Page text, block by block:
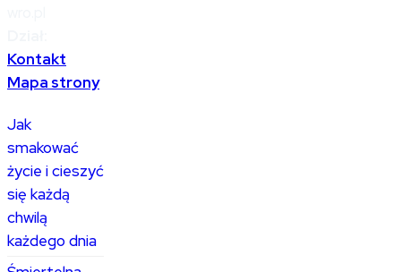
Kontakt
Mapa strony
Jak
smakować
życie i cieszyć
się każdą
chwilą
każdego dnia